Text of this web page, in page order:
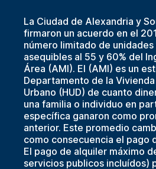
La Ciudad de Alexandria y
firmaron un acuerdo en el
número limitado de
asequibles al 55 y 60% del
Área (AMI). El (AMI) es un
Departamento de la
Urbano (HUD) de cuanto
una familia o individuo en
específica ganaron como
anterior. Este promedio
como consecuencia el pago
El pago de alquiler máximo
servicios publicos incluídos)